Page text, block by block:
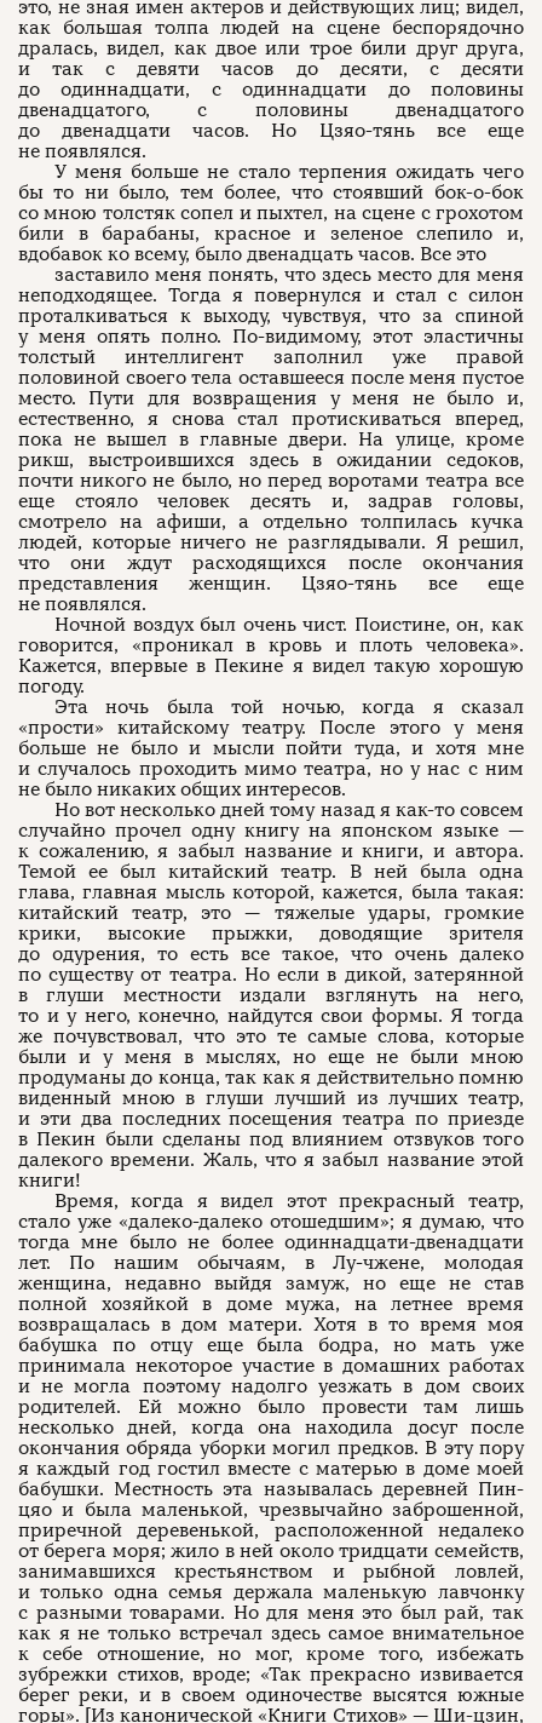
это, не зная имен актеров и действующих лиц; видел,
как большая толпа людей на сцене беспорядочно
дралась, видел, как двое или трое били друг друга,
и так с девяти часов до десяти, с десяти
до одиннадцати, с одиннадцати до половины
двенадцатого, с половины двенадцатого
до двенадцати часов. Но Цзяо-тянь все еще
не появлялся.
У меня больше не стало терпения ожидать чего
бы то ни было, тем более, что стоявший бок-о-бок
со мною толстяк сопел и пыхтел, на сцене с грохотом
били в барабаны, красное и зеленое слепило и,
вдобавок ко всему, было двенадцать часов. Все это
заставило меня понять, что здесь место для меня
неподходящее. Тогда я повернулся и стал с силон
проталкиваться к выходу, чувствуя, что за спиной
у меня опять полно. По-видимому, этот эластичны
толстый интеллигент заполнил уже правой
половиной своего тела оставшееся после меня пустое
место. Пути для возвращения у меня не было и,
естественно, я снова стал протискиваться вперед,
пока не вышел в главные двери. На улице, кроме
рикш, выстроившихся здесь в ожидании седоков,
почти никого не было, но перед воротами театра все
еще стояло человек десять и, задрав головы,
смотрело на афиши, а отдельно толпилась кучка
людей, которые ничего не разглядывали. Я решил,
что они ждут расходящихся после окончания
представления женщин. Цзяо-тянь все еще
не появлялся.
Ночной воздух был очень чист. Поистине, он, как
говорится, «проникал в кровь и плоть человека».
Кажется, впервые в Пекине я видел такую хорошую
погоду.
Эта ночь была той ночью, когда я сказал
«прости» китайскому театру. После этого у меня
больше не было и мысли пойти туда, и хотя мне
и случалось проходить мимо театра, но у нас с ним
не было никаких общих интересов.
Но вот несколько дней тому назад я как-то совсем
случайно прочел одну книгу на японском языке —
к сожалению, я забыл название и книги, и автора.
Темой ее был китайский театр. В ней была одна
глава, главная мысль которой, кажется, была такая:
китайский театр, это — тяжелые удары, громкие
крики, высокие прыжки, доводящие зрителя
до одурения, то есть все такое, что очень далеко
по существу от театра. Но если в дикой, затерянной
в глуши местности издали взглянуть на него,
то и у него, конечно, найдутся свои формы. Я тогда
же почувствовал, что это те самые слова, которые
были и у меня в мыслях, но еще не были мною
продуманы до конца, так как я действительно помню
виденный мною в глуши лучший из лучших театр,
и эти два последних посещения театра по приезде
в Пекин были сделаны под влиянием отзвуков того
далекого времени. Жаль, что я забыл название этой
книги!
Время, когда я видел этот прекрасный театр,
стало уже «далеко-далеко отошедшим»; я думаю, что
тогда мне было не более одиннадцати-двенадцати
лет. По нашим обычаям, в Лу-чжене, молодая
женщина, недавно выйдя замуж, но еще не став
полной хозяйкой в доме мужа, на летнее время
возвращалась в дом матери. Хотя в то время моя
бабушка по отцу еще была бодра, но мать уже
принимала некоторое участие в домашних работах
и не могла поэтому надолго уезжать в дом своих
родителей. Ей можно было провести там лишь
несколько дней, когда она находила досуг после
окончания обряда уборки могил предков. В эту пору
я каждый год гостил вместе с матерью в доме моей
бабушки. Местность эта называлась деревней Пин-
цяо и была маленькой, чрезвычайно заброшенной,
приречной деревенькой, расположенной недалеко
от берега моря; жило в ней около тридцати семейств,
занимавшихся крестьянством и рыбной ловлей,
и только одна семья держала маленькую лавчонку
с разными товарами. Но для меня это был рай, так
как я не только встречал здесь самое внимательное
к себе отношение, но мог, кроме того, избежать
зубрежки стихов, вроде; «Так прекрасно извивается
берег реки, и в своем одиночестве высятся южные
горы». [Из канонической «Книги Стихов» — Ши-цзин,